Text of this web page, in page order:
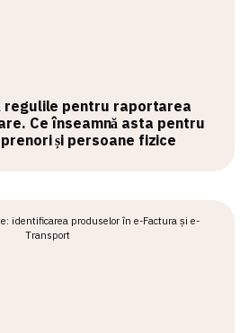
regulile pentru raportarea
Ce înseamnă asta pentru
și persoane fizice